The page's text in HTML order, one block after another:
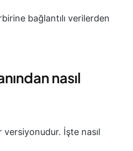
bağlantılı verilerden
nasıl
versiyonudur. İşte nasıl